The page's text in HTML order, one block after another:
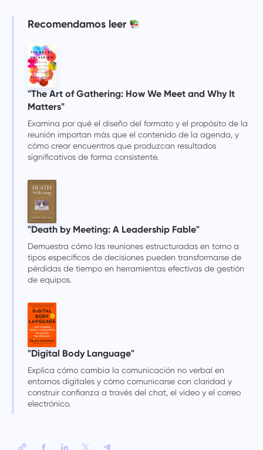
Recomendamos leer
"The Art of Gathering: How We Meet and Why It
Matters"
Examina por qué el diseño del formato y el propósito de la
reunión importan más que el contenido de la agenda, y
cómo crear encuentros que produzcan resultados
significativos de forma consistente.
"Death by Meeting: A Leadership Fable"
Demuestra cómo las reuniones estructuradas en torno a
tipos específicos de decisiones pueden transformarse de
pérdidas de tiempo en herramientas efectivas de gestión
de equipos.
"Digital Body Language"
Explica cómo cambia la comunicación no verbal en
entornos digitales y cómo comunicarse con claridad y
construir confianza a través del chat, el video y el correo
electrónico.